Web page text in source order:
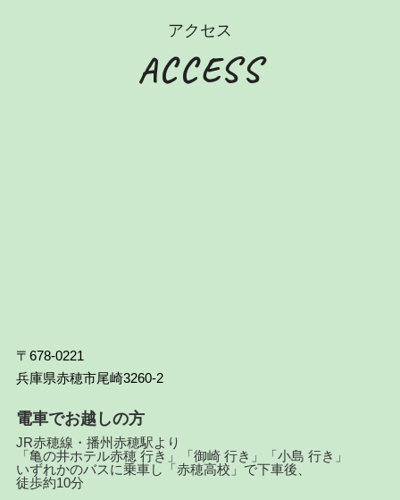
アクセス
ACCESS
〒678-0221
兵庫県赤穂市尾崎3260‐2
電車でお越しの方
JR赤穂線・播州赤穂駅より
「亀の井ホテル赤穂 行き」「御崎 行き」「小島 行き」
いずれかのバスに乗車し「赤穂高校」で下車後、
徒歩約10分